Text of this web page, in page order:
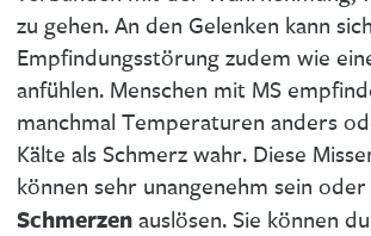
zu gehen. An den Gelenken kann
Empfindungsstörung zudem wie
anfühlen. Menschen mit MS
manchmal Temperaturen anders
Kälte als Schmerz wahr. Diese
können sehr unangenehm sein
Schmerzen auslösen. Sie können